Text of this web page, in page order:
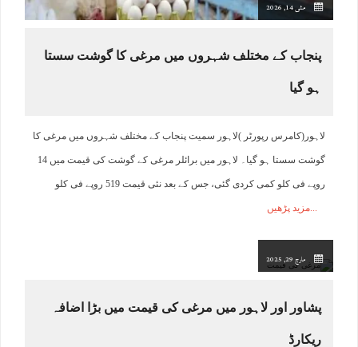
مئی 14, 2026
پنجاب کے مختلف شہروں میں مرغی کا گوشت سستا
ہو گیا
لاہور(کامرس رپورٹر )لاہور سمیت پنجاب کے مختلف شہروں میں مرغی کا
گوشت سستا ہو گیا۔ لاہور میں برائلر مرغی کے گوشت کی قیمت میں 14
روپے فی کلو کمی کردی گئی، جس کے بعد نئی قیمت 519 روپے فی کلو
مزید پڑھیں
مارچ 29, 2025
پشاور اور لاہور میں مرغی کی قیمت میں بڑا اضافہ
ریکارڈ